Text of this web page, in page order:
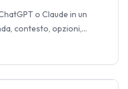
o Claude in un
contesto, opzioni,